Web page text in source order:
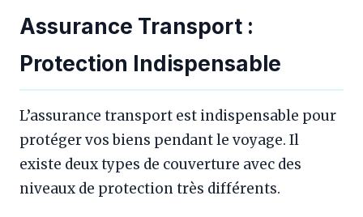
Assurance Transport :
Protection Indispensable
L’assurance transport est indispensable pour
protéger vos biens pendant le voyage. Il
existe deux types de couverture avec des
niveaux de protection très différents.